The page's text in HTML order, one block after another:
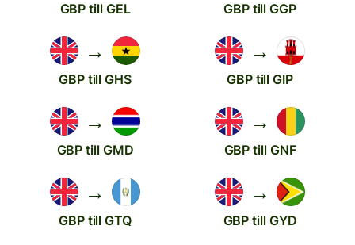
GBP till GEL GBP till GGP
→
GBP till GHS
→
GBP till GIP
→
GBP till GMD
→
GBP till GNF
→
GBP till GTQ
→
GBP till GYD